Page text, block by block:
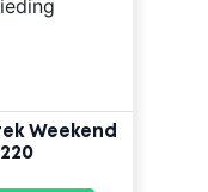
Weekend